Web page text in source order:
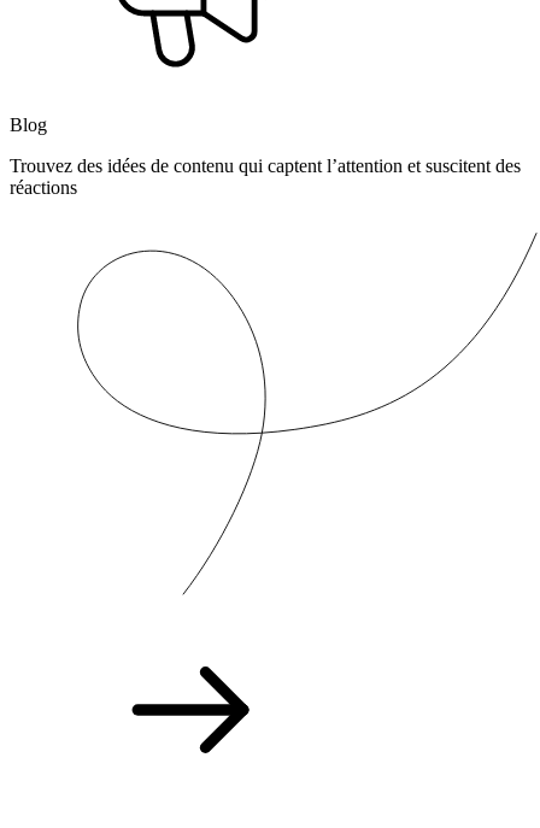
Blog
Trouvez des idées de contenu qui captent l’attention et suscitent des
réactions